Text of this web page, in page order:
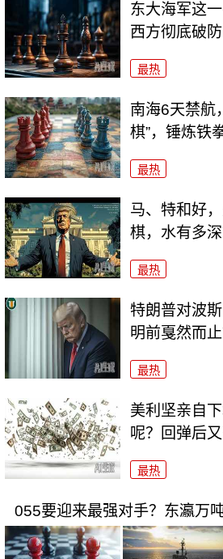
东大海军这
西方彻底破防
最热
南海6天禁航
棋”，锤炼铁
最热
马、特和好
棋，水有多深
最热
特朗普对波
明前戛然而止
最热
美利坚亲自
呢？回弹后
最热
055要迎来最强对手？东瀛万